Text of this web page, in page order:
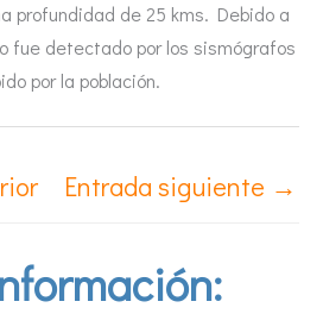
profundidad de 25 kms. Debido a
fue detectado por los sismógrafos
por la población.
Entrada siguiente →